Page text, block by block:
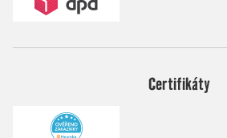
Certifikáty